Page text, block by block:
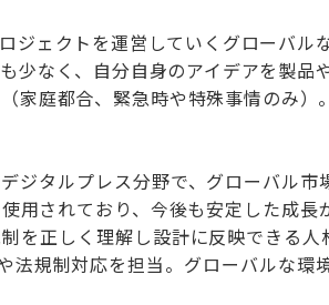
ェクトを運営していくグローバルな
なく、自分自身のアイデアを製品
家庭都合、緊急時や特殊事情のみ
ジタルプレス分野で、グローバル市
用されており、今後も安定した成
を正しく理解し設計に反映できる
法規制対応を担当。グローバルな環